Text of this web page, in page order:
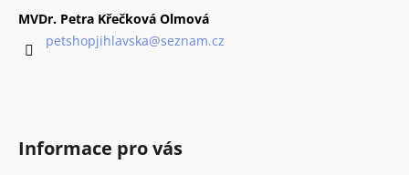
MVDr. Petra Křečková Olmová
petshopjihlavska@seznam.cz
Informace pro vás